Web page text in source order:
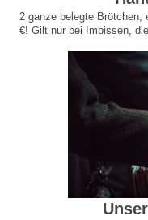
2 ganze belegte
€! Gilt nur bei Imbissen,